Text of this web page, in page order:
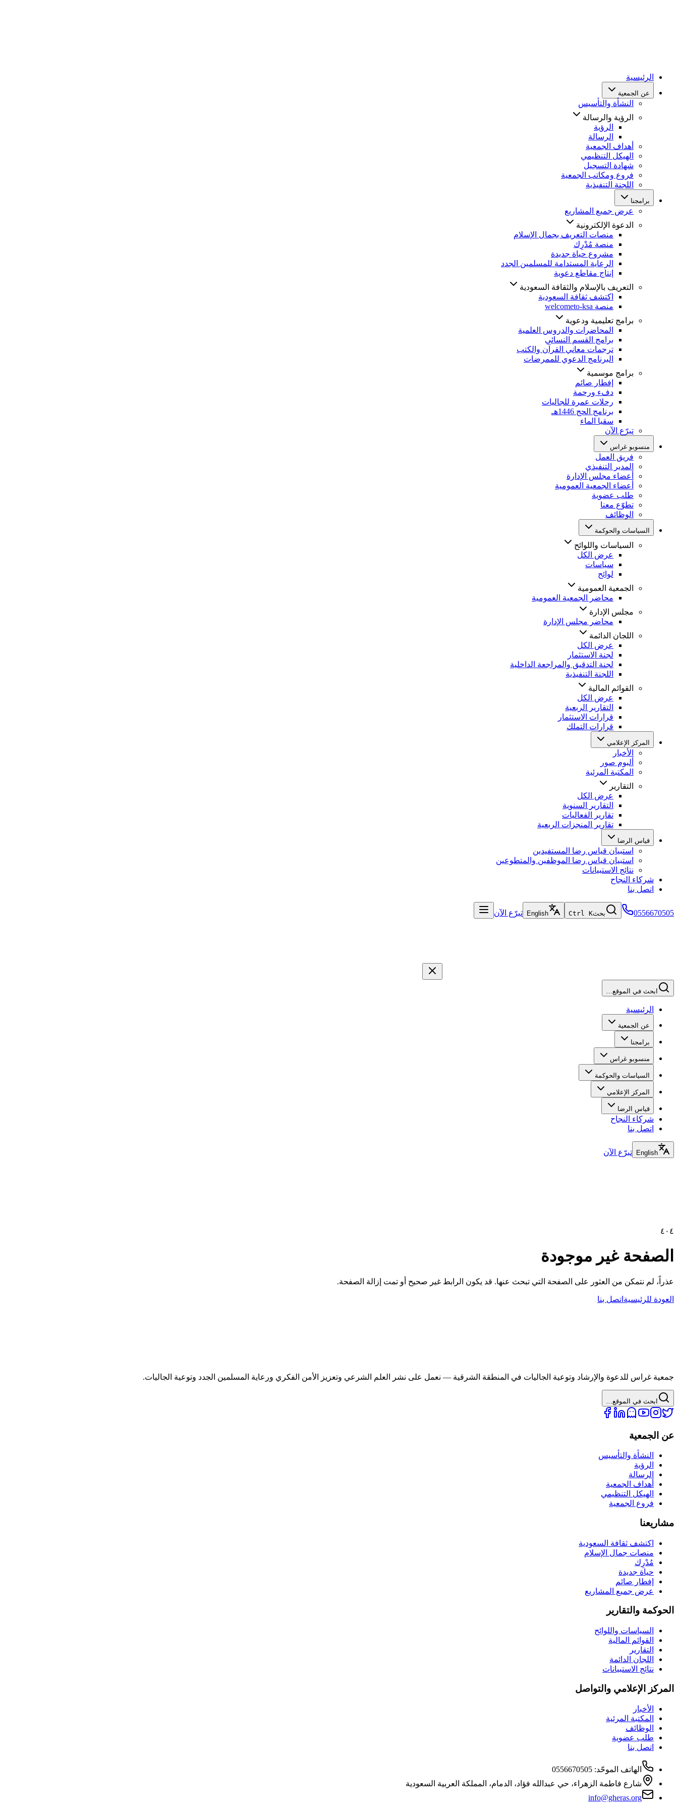
الرئيسية
عن الجمعية
النشأة والتأسيس
الرؤية والرسالة
الرؤية
الرسالة
أهداف الجمعية
الهيكل التنظيمي
شهادة التسجيل
فروع ومكاتب الجمعية
اللجنة التنفيذية
برامجنا
عرض جميع المشاريع
الدعوة الإلكترونية
منصات التعريف بجمال الإسلام
منصة مُدْرِك
مشروع حياة جديدة
الرعاية المستدامة للمسلمين الجدد
إنتاج مقاطع دعوية
التعريف بالإسلام والثقافة السعودية
اكتشف ثقافة السعودية
منصة welcometo-ksa
برامج تعليمية ودعوية
المحاضرات والدروس العلمية
برامج القسم النسائي
ترجمات معاني القرآن والكتب
البرنامج الدعوي للممرضات
برامج موسمية
إفطار صائم
دفء ورحمة
رحلات عمرة للجاليات
برنامج الحج 1446هـ
سقيا الماء
تبرّع الآن
منسوبو غراس
فريق العمل
المدير التنفيذي
أعضاء مجلس الإدارة
أعضاء الجمعية العمومية
طلب عضوية
تطوّع معنا
الوظائف
السياسات والحوكمة
السياسات واللوائح
عرض الكل
سياسات
لوائح
الجمعية العمومية
محاضر الجمعية العمومية
مجلس الإدارة
محاضر مجلس الإدارة
اللجان الدائمة
عرض الكل
لجنة الاستثمار
لجنة التدقيق والمراجعة الداخلية
اللجنة التنفيذية
القوائم المالية
عرض الكل
التقارير الربعية
قرارات الاستثمار
قرارات التملك
المركز الإعلامي
الأخبار
ألبوم صور
المكتبة المرئية
التقارير
عرض الكل
التقارير السنوية
تقارير الفعاليات
تقارير المنجزات الربعية
قياس الرضا
استبيان قياس رضا المستفيدين
استبيان قياس رضا الموظفين والمتطوعين
نتائج الاستبيانات
شركاء النجاح
اتصل بنا
0556670505 بحثCtrl K
English تبرّع الآن
ابحث في الموقع…
الرئيسية
عن الجمعية
برامجنا
منسوبو غراس
السياسات والحوكمة
المركز الإعلامي
قياس الرضا
شركاء النجاح
اتصل بنا
English تبرّع الآن
٤٠٤
الصفحة غير موجودة
عذراً، لم نتمكن من العثور على الصفحة التي تبحث عنها. قد يكون الرابط غير صحيح أو تمت إزالة الصفحة.
العودة للرئيسية اتصل بنا
جمعية غراس للدعوة والإرشاد وتوعية الجاليات في المنطقة الشرقية — نعمل على نشر العلم الشرعي وتعزيز الأمن الفكري ورعاية المسلمين الجدد وتوعية الجاليات.
ابحث في الموقع…
عن الجمعية
النشأة والتأسيس
الرؤية
الرسالة
أهداف الجمعية
الهيكل التنظيمي
فروع الجمعية
مشاريعنا
اكتشف ثقافة السعودية
منصات جمال الإسلام
مُدْرِك
حياة جديدة
إفطار صائم
عرض جميع المشاريع
الحوكمة والتقارير
السياسات واللوائح
القوائم المالية
التقارير
اللجان الدائمة
نتائج الاستبيانات
المركز الإعلامي والتواصل
الأخبار
المكتبة المرئية
الوظائف
طلب عضوية
اتصل بنا
الهاتف الموحّد:
0556670505
شارع فاطمة الزهراء، حي عبدالله فؤاد، الدمام، المملكة العربية السعودية
info@gheras.org